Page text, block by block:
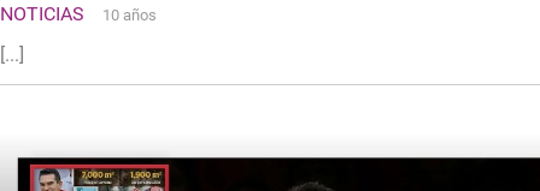
NOTICIAS 10 años
[...]